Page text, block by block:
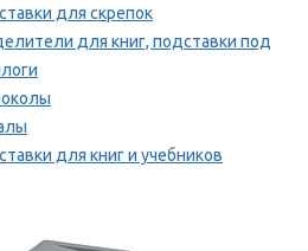
для скрепок
для книг, подставки под
для книг и учебников